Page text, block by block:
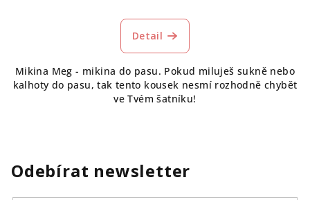
Detail
Mikina Meg - mikina do pasu. Pokud miluješ sukně nebo
kalhoty do pasu, tak tento kousek nesmí rozhodně chybět
ve Tvém šatníku!
Odebírat newsletter